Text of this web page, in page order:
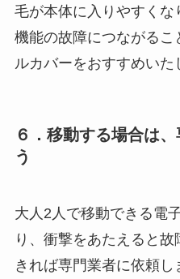
毛が本体に入りやすく
機能の故障につながる
ルカバーをおすすめいた
６．移動する場合は
う
大人2人で移動できる電
り、衝撃をあたえると
きれば専門業者に依頼し